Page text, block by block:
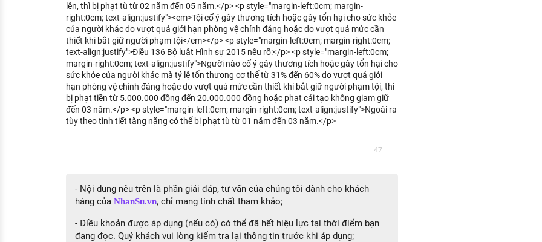
lên, thì bị phạt tù từ 02 năm đến 05 năm.</p> <p style="margin-left:0cm; margin-
right:0cm; text-align:justify"><em>Tội cố ý gây thương tích hoặc gây tổn hại cho sức khỏe
của người khác do vượt quá giới hạn phòng vệ chính đáng hoặc do vượt quá mức cần
thiết khi bắt giữ người phạm tội</em></p> <p style="margin-left:0cm; margin-right:0cm;
text-align:justify">Điều 136 Bộ luật Hình sự 2015 nêu rõ:</p> <p style="margin-left:0cm;
margin-right:0cm; text-align:justify">Người nào cố ý gây thương tích hoặc gây tổn hại cho
sức khỏe của người khác mà tỷ lệ tổn thương cơ thể từ 31% đến 60% do vượt quá giới
hạn phòng vệ chính đáng hoặc do vượt quá mức cần thiết khi bắt giữ người phạm tội, thì
bị phạt tiền từ 5.000.000 đồng đến 20.000.000 đồng hoặc phạt cải tạo không giam giữ
đến 03 năm.</p> <p style="margin-left:0cm; margin-right:0cm; text-align:justify">Ngoài ra
tùy theo tình tiết tăng nặng có thể bị phạt tù từ 01 năm đến 03 năm.</p>
47
- Nội dung nêu trên là phần giải đáp, tư vấn của chúng tôi dành cho khách
hàng của NhanSu.vn, chỉ mang tính chất tham khảo;
- Điều khoản được áp dụng (nếu có) có thể đã hết hiệu lực tại thời điểm bạn
đang đọc. Quý khách vui lòng kiểm tra lại thông tin trước khi áp dụng;